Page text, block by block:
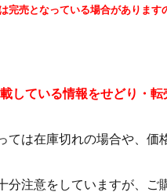
売となっている場合があります
している情報をせどり・
ては在庫切れの場合や、価
分注意をしていますが、ご